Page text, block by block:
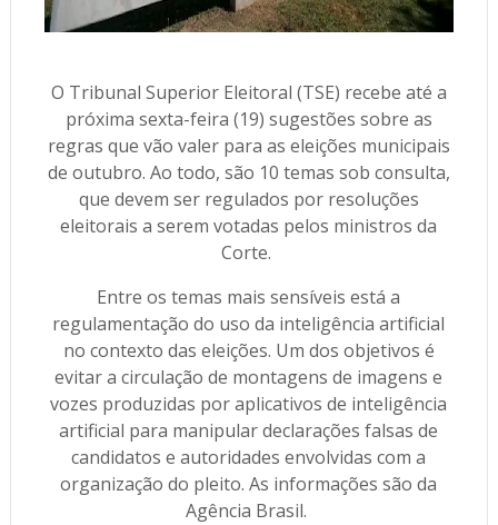
O Tribunal Superior Eleitoral (TSE) recebe até a
próxima sexta-feira (19) sugestões sobre as
regras que vão valer para as eleições municipais
de outubro. Ao todo, são 10 temas sob consulta,
que devem ser regulados por resoluções
eleitorais a serem votadas pelos ministros da
Corte.
Entre os temas mais sensíveis está a
regulamentação do uso da inteligência artificial
no contexto das eleições. Um dos objetivos é
evitar a circulação de montagens de imagens e
vozes produzidas por aplicativos de inteligência
artificial para manipular declarações falsas de
candidatos e autoridades envolvidas com a
organização do pleito. As informações são da
Agência Brasil.